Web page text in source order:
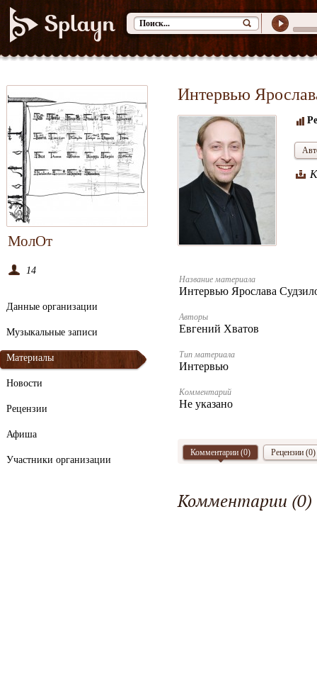
МолОт
14
Данные организации
Музыкальные записи
Материалы
Новости
Рецензии
Афиша
Участники организации
Интервью
Название материала
Интервью Ярослава
Авторы
Евгений Хватов
Тип материала
Интервью
Комментарий
Не указано
Комментарии (0) Рецензии (0)
Комментарии (0)